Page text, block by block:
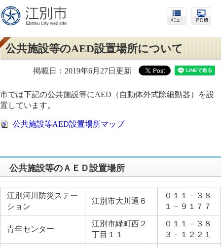
公共施設等のAED設置場所について
掲載日：2019年6月27日更新
市では下記の公共施設等にAED（自動体外式除細動器）を設
置しています。
公共施設等AED設置場所マップ
公共施設等のＡＥＤ設置場所
江別河川防災ステー
ション
江別市大川通６
０１１－３８
１－９１７７
青年センター
江別市緑町西２
丁目１１
０１１－３８
３－１２２１